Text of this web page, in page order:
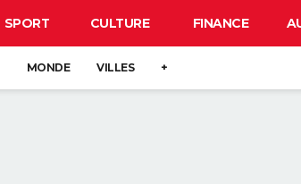
SPORT CULTURE FINANCE
MONDE VILLES +